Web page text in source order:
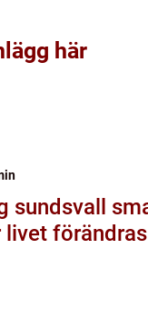
här
smart
livet förändras